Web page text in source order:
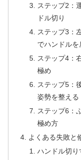
ステップ2：
ドル切り
ステップ3：
でハンドルを
ステップ4：
極め
ステップ5：
姿勢を整える
ステップ6：
極め方
よくある失敗と
ハンドル切